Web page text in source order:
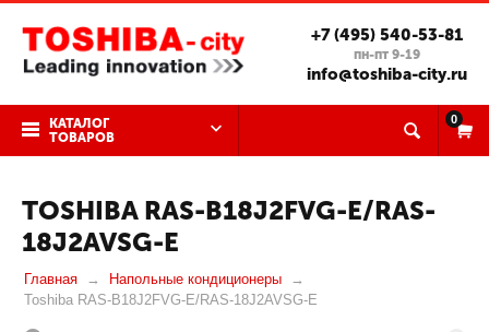
+7 (495) 540-53-81
пн-пт 9-19
info@toshiba-city.ru
КАТАЛОГ
ТОВАРОВ
0
TOSHIBA RAS-B18J2FVG-E/RAS-
18J2AVSG-E
Главная
Напольные кондиционеры
Toshiba RAS-B18J2FVG-E/RAS-18J2AVSG-E